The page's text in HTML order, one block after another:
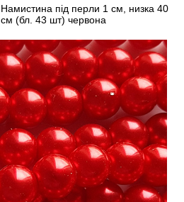
Намистина під перли 1 см, низка 40
см (бл. 43 шт) червона